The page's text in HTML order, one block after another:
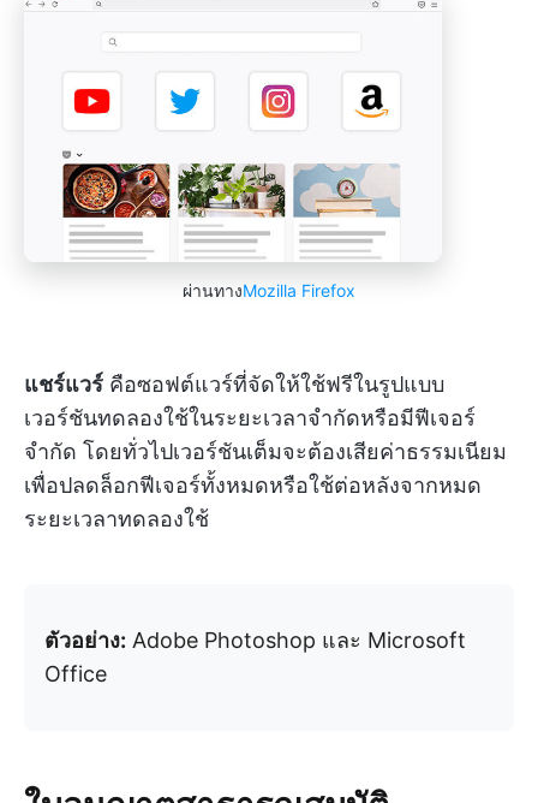
ผ่านทางMozilla Firefox
แชร์แวร์ คือซอฟต์แวร์ที่จัดให้ใช้ฟรีในรูปแบบ
เวอร์ชันทดลองใช้ในระยะเวลาจำกัดหรือมีฟีเจอร์
จำกัด โดยทั่วไปเวอร์ชันเต็มจะต้องเสียค่าธรรมเนียม
เพื่อปลดล็อกฟีเจอร์ทั้งหมดหรือใช้ต่อหลังจากหมด
ระยะเวลาทดลองใช้
ตัวอย่าง: Adobe Photoshop และ Microsoft
Office